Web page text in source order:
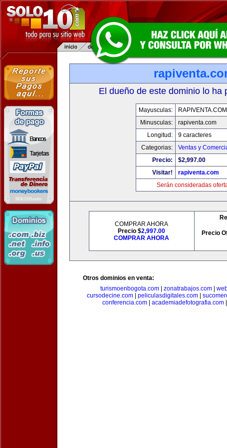
El dueño de este dominio lo ha
Mayusculas:
RAPIVENTA.COM
Minusculas:
rapiventa.com
Longitud:
9 caracteres
Categorias:
Ventas y
Precio:
$2,997.00
Visitar!
rapiventa.com
Serán consideradas
COMPRAR AHORA
Precio $2,997.00
COMPRAR AHORA
Precio
Otros dominios en venta:
turismoenbogota.com
zonatrabajos.com
cursodecine.com
peliculasdigitales.com
conferencia.com| academiadefotografia.com|